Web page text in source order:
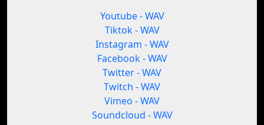
Youtube - WAV
Tiktok - WAV
Instagram - WAV
Facebook - WAV
Twitter - WAV
Twitch - WAV
Vimeo - WAV
Soundcloud - WAV